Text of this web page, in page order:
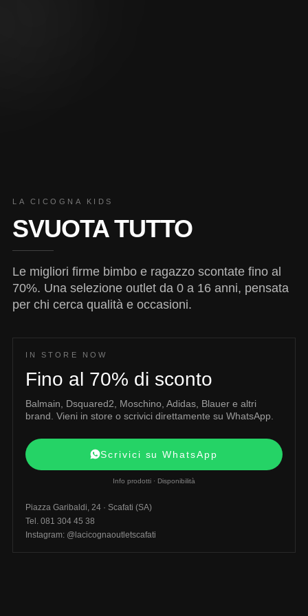
LA CICOGNA KIDS
SVUOTA TUTTO
Le migliori firme bimbo e ragazzo scontate fino al
70%. Una selezione outlet da 0 a 16 anni, pensata
per chi cerca qualità e occasioni.
IN STORE NOW
Fino al 70% di sconto
Balmain, Dsquared2, Moschino, Adidas, Blauer e altri
brand. Vieni in store o scrivici direttamente su WhatsApp.
Scrivici su WhatsApp
Info prodotti · Disponibilità
Piazza Garibaldi, 24 · Scafati (SA)
Tel. 081 304 45 38
Instagram: @lacicognaoutletscafati